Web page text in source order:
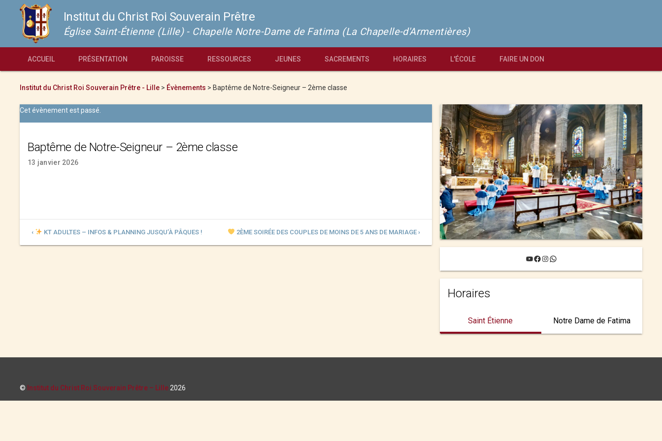
Institut du Christ Roi Souverain Prêtre
Église Saint-Étienne (Lille) - Chapelle Notre-Dame de Fatima (La Chapelle-d'Armentières)
ACCUEIL PRÉSENTATION PAROISSE RESSOURCES JEUNES SACREMENTS HORAIRES L'ÉCOLE FAIRE UN DON
Institut du Christ Roi Souverain Prêtre - Lille > Évènements > Baptême de Notre-Seigneur – 2ème classe
Cet évènement est passé.
Baptême de Notre-Seigneur – 2ème classe
13 janvier 2026
‹ KT ADULTES – INFOS & PLANNING JUSQU’À PÂQUES ! 2ÈME SOIRÉE DES COUPLES DE MOINS DE 5 ANS DE MARIAGE ›
YouTube
Facebook
Instagram
WhatsApp
Horaires
Saint Étienne Notre Dame de Fatima
© Institut du Christ Roi Souverain Prêtre – Lille 2026